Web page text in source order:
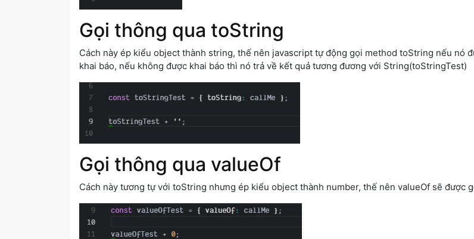
Gọi thông qua toString
Cách này ép kiểu object thành string, thế nên javascript tự động gọi method toString nếu nó
khai báo, nếu không được khai báo thì nó trả về kết quả tương đương với String(toStringTest)
Gọi thông qua valueOf
Cách này tương tự với toString nhưng ép kiểu object thành number, thế nên valueOf sẽ được